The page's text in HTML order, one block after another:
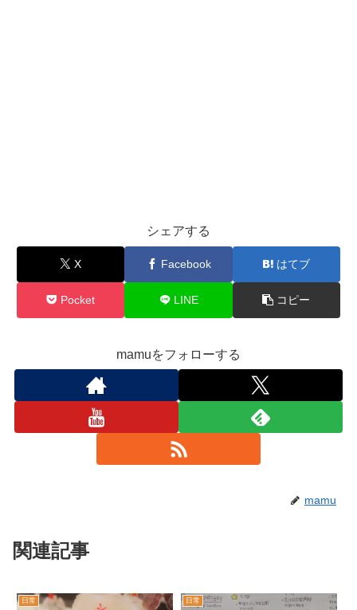
シェアする
X Facebook はてブ
Pocket LINE コピー
mamuをフォローする
mamu
関連記事
日常 日常